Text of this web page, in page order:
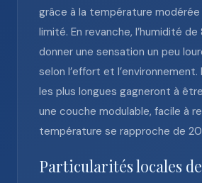
grâce à la température
limité. En revanche, l’humidité
donner une sensation un peu
selon l’effort et
les plus longues gagneront à
une couche modulable, facile à
température se rapproche de
Particularités locales